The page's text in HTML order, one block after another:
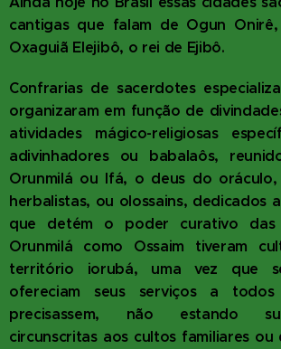
cantigas que falam de Ogun
Oxaguiã Elejibô, o rei de Ejibô.
Confrarias de sacerdotes
organizaram em função de
atividades mágico-religiosas
adivinhadores ou babalaôs,
Orunmilá ou Ifá, o deus do
herbalistas, ou olossains, dedicados
que detém o poder curativo das
Orunmilá como Ossaim tiveram
território iorubá, uma vez que
ofereciam seus serviços a
precisassem, não estando
circunscritas aos cultos familiares ou